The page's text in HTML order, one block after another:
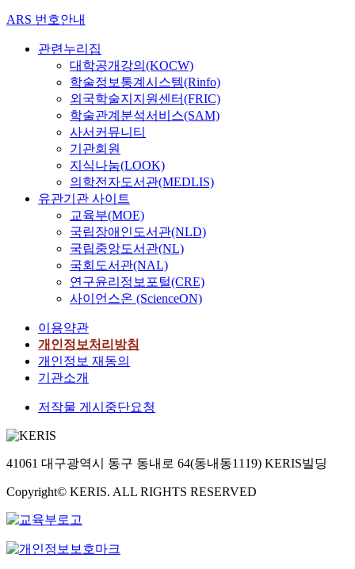
ARS 번호안내
관련누리집
대학공개강의(KOCW)
학술정보통계시스템(Rinfo)
외국학술지지원센터(FRIC)
학술관계분석서비스(SAM)
사서커뮤니티
기관회원
지식나눔(LOOK)
의학전자도서관(MEDLIS)
유관기관 사이트
교육부(MOE)
국립장애인도서관(NLD)
국립중앙도서관(NL)
국회도서관(NAL)
연구윤리정보포털(CRE)
사이언스온 (ScienceON)
이용약관
개인정보처리방침
개인정보 재동의
기관소개
저작물 게시중단요청
41061 대구광역시 동구 동내로 64(동내동1119) KERIS빌딩
Copyright© KERIS. ALL RIGHTS RESERVED